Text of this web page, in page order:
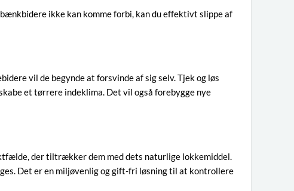
ikke kan komme forbi, kan du effektivt slippe af
vil de begynde at forsvinde af sig selv. Tjek og løs
et tørrere indeklima. Det vil også forebygge nye
der tiltrækker dem med dets naturlige lokkemiddel.
Det er en miljøvenlig og gift-fri løsning til at kontrollere